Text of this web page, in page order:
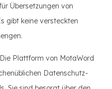
Übersetzungen von
gibt keine versteckten
Die Plattform von MotaWord
Datenschutz-